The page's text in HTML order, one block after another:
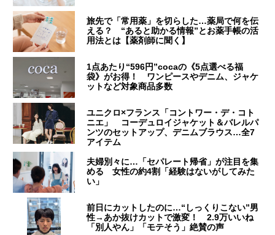
旅先で「常用薬」を切らした…薬局で何を伝
える？ “あると助かる情報”とお薬手帳の活
用法とは【薬剤師に聞く】
1点あたり“596円”cocaの《5点選べる福
袋》がお得！ ワンピースやデニム、ジャケ
ットなど対象商品多数
ユニクロ×フランス「コントワー・デ・コト
ニエ」 コーデュロイジャケット＆バレルパ
ンツのセットアップ、デニムブラウス…全7
アイテム
夫婦別々に…「セパレート帰省」が注目を集
める 女性の約4割「経験はないがしてみた
い」
前日にカットしたのに…“しっくりこない”男
性→あか抜けカットで激変！ 2.9万いいね
「別人やん」「モテそう」絶賛の声